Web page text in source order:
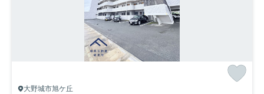
大野城市旭ケ丘